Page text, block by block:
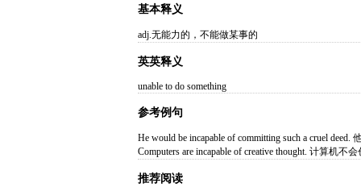
基本释义
adj.无能力的，不能做某事的
英英释义
unable to do something
参考例句
He would be incapable of committing such a cruel
Computers are incapable of creative thought. 计算机不
推荐阅读